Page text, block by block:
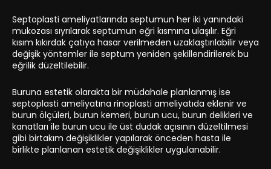
Septoplasti ameliyatlarında septumun her iki yanındaki
mukozası sıyrılarak septumun eğri kısmına ulaşılır. Eğri
kısım kıkırdak çatıya hasar verilmeden uzaklaştırılabilir veya
değişik yöntemler ile septum yeniden şekillendirilerek bu
eğrilik düzeltilebilir.
Buruna estetik olarakta bir müdahale planlanmış ise
septoplasti ameliyatına rinoplasti ameliyatıda eklenir ve
burun ölçüleri, burun kemeri, burun ucu, burun delikleri ve
kanatları ile burun ucu ile üst dudak açısının düzeltilmesi
gibi birtakım değişiklikler yapılarak önceden hasta ile
birlikte planlanan estetik değişiklikler uygulanabilir.